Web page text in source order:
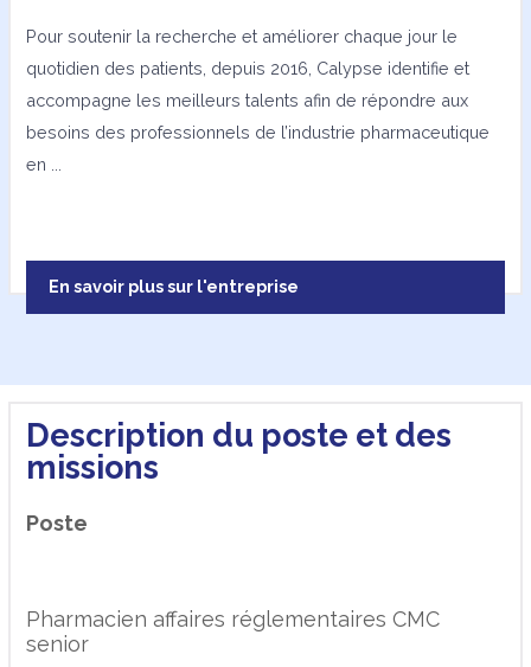
Pour soutenir la recherche et améliorer chaque jour le
quotidien des patients, depuis 2016, Calypse identifie et
accompagne les meilleurs talents afin de répondre aux
besoins des professionnels de l’industrie pharmaceutique
en ...
En savoir plus sur l'entreprise
Description du poste et des
missions
Poste
Pharmacien affaires réglementaires CMC
senior